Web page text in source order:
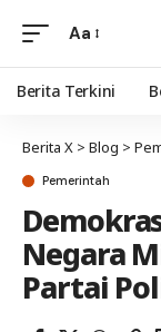
Aa
Berita Terkini
Berita X > Blog >
Pemerintah
Negara
Partai